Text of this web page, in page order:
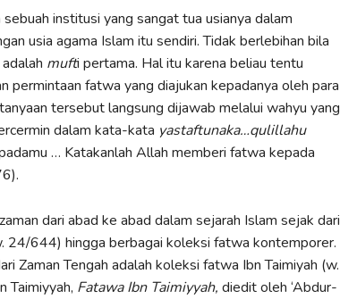
institusi yang sangat tua usianya dalam
usia agama Islam itu sendiri. Tidak berlebihan bila
mufti pertama. Hal itu karena beliau tentu
permintaan fatwa yang diajukan kepadanya oleh para
tersebut langsung dijawab melalui wahyu yang
dalam kata-kata yastaftunaka…qulillahu
… Katakanlah Allah memberi fatwa kepada
dari abad ke abad dalam sejarah Islam sejak dari
24/644) hingga berbagai koleksi fatwa kontemporer.
Zaman Tengah adalah koleksi fatwa Ibn Taimiyah (w.
Fatawa Ibn Taimiyyah, diedit oleh ‘Abdur-